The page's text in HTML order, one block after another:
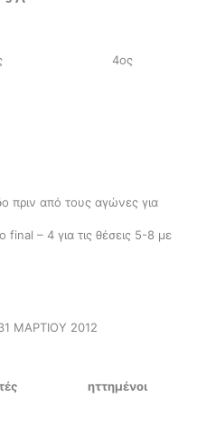
4ος
πριν από τους αγώνες για
final – 4 για τις θέσεις 5-8 με
ΜΑΡΤΙΟΥ 2012
ηττημένοι